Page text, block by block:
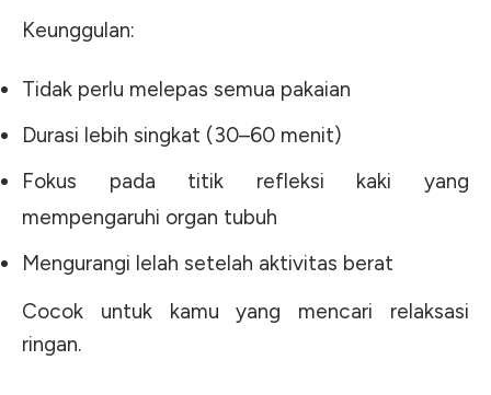
Keunggulan:
Tidak perlu melepas semua pakaian
Durasi lebih singkat (30–60 menit)
Fokus pada titik refleksi kaki yang
mempengaruhi organ tubuh
Mengurangi lelah setelah aktivitas berat
Cocok untuk kamu yang mencari relaksasi
ringan.